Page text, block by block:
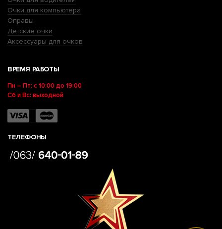
Очки для компьютера
Оправы
Детские очки
Аксессуары для очков
ВРЕМЯ РАБОТЫ
Пн – Пт: с 10:00 до 19:00
Сб и Вс: выходной
ТЕЛЕФОНЫ